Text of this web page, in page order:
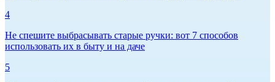
4
Не спешите выбрасывать старые ручки: вот 7 способов
использовать их в быту и на даче
5